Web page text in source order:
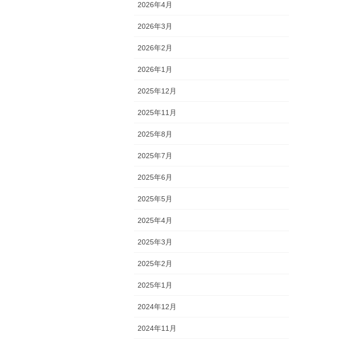
2026年4月
2026年3月
2026年2月
2026年1月
2025年12月
2025年11月
2025年8月
2025年7月
2025年6月
2025年5月
2025年4月
2025年3月
2025年2月
2025年1月
2024年12月
2024年11月